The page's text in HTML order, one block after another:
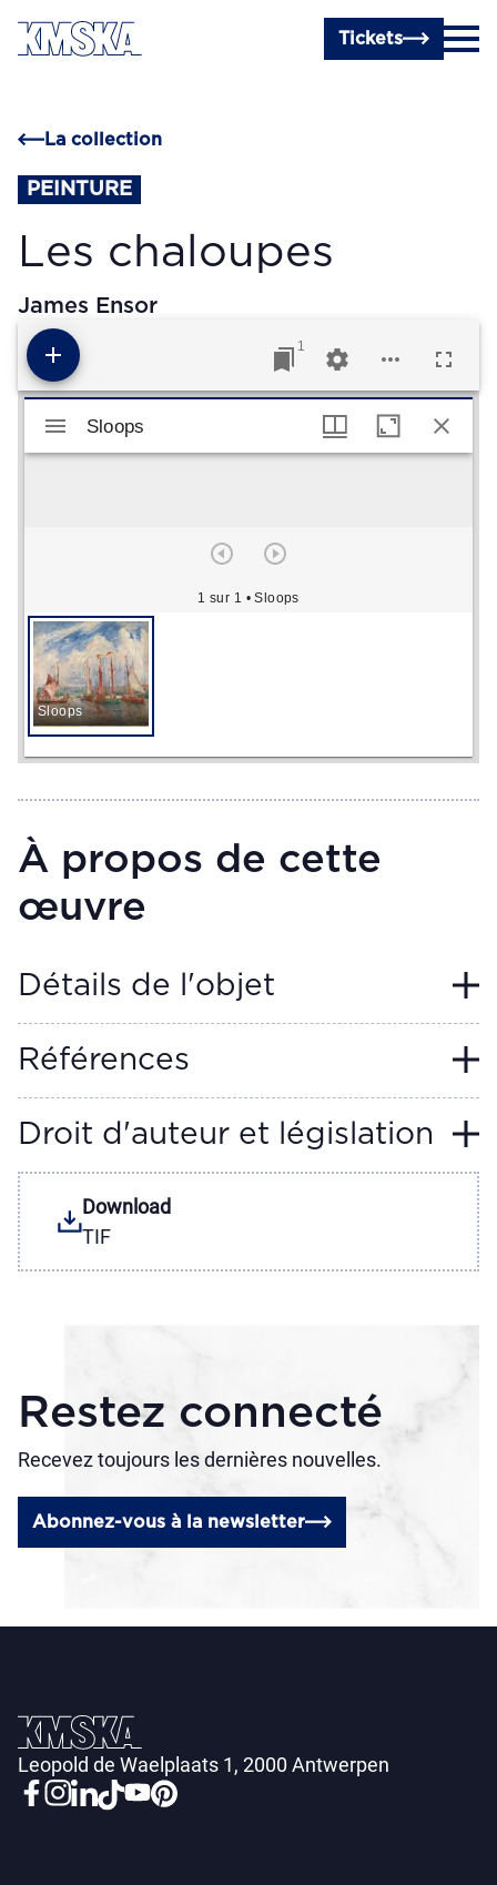
Passer au contenu principal
Tickets
La collection
PEINTURE
Les chaloupes
James Ensor
1
Visualiseur Mirador
Sloops
1 sur 1 • Sloops
Sloops
Sloops
À propos de cette
œuvre
Détails de l'objet
Références
Droit d'auteur et législation
Download
TIF
Restez connecté
Recevez toujours les dernières nouvelles.
Abonnez-vous à la newsletter
Leopold de Waelplaats 1, 2000 Antwerpen